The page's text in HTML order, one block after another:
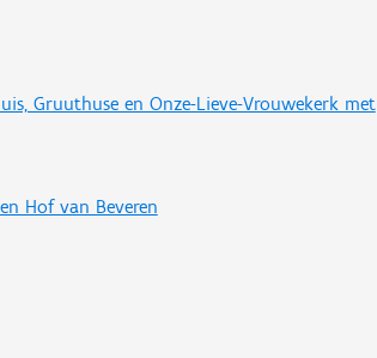
Gruuthuse en Onze-Lieve-Vrouwekerk met
Hof van Beveren